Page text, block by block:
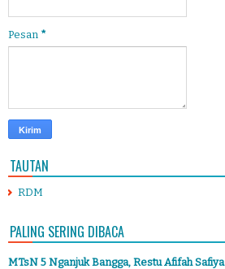
Pesan *
TAUTAN
RDM
PALING SERING DIBACA
MTsN 5 Nganjuk Bangga, Restu Afifah